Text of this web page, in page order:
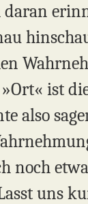
ist
noch
uns